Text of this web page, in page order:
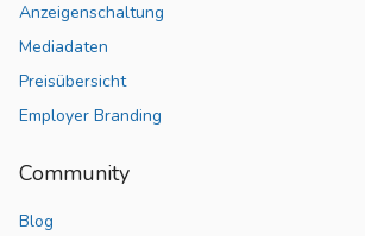
Anzeigenschaltung
Mediadaten
Preisübersicht
Employer Branding
Community
Blog